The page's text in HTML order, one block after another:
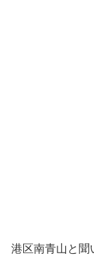
港区南青山と聞